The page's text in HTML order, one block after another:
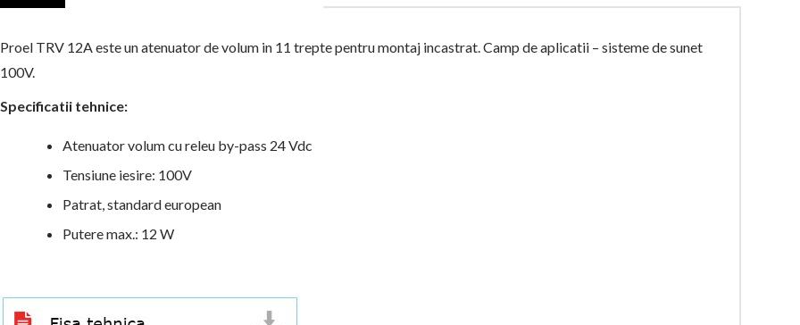
Proel TRV 12A este un atenuator de volum in 11 trepte pentru montaj incastrat. Camp de aplicatii – sisteme de sunet
100V.
Specificatii tehnice:
Atenuator volum cu releu by-pass 24 Vdc
Tensiune iesire: 100V
Patrat, standard european
Putere max.: 12 W